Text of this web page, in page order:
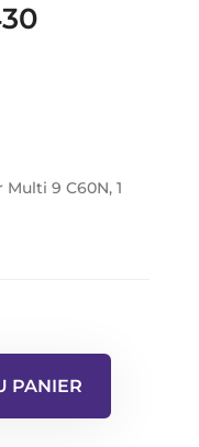
9 C60N, 1
PANIER